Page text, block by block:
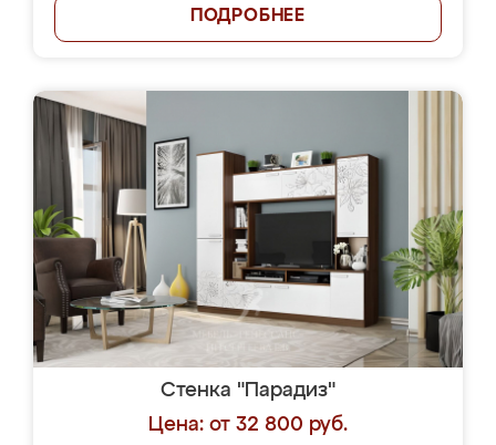
ПОДРОБНЕЕ
Стенка "Парадиз"
Цена: от 32 800 руб.